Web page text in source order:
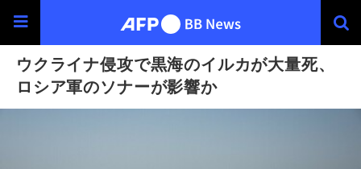
ウクライナ侵攻で黒海のイルカが大量死、
ロシア軍のソナーが影響か